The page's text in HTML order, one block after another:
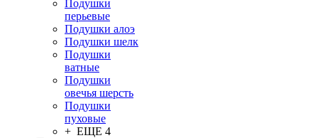
Подушки
перьевые
Подушки алоэ
Подушки шелк
Подушки
ватные
Подушки
овечья шерсть
Подушки
пуховые
+ ЕЩЕ 4